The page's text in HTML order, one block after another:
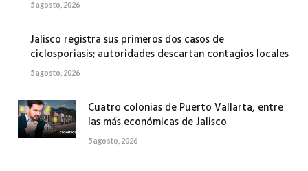
5 agosto, 2026
Jalisco registra sus primeros dos casos de
ciclosporiasis; autoridades descartan contagios locales
5 agosto, 2026
Cuatro colonias de Puerto Vallarta, entre
las más económicas de Jalisco
5 agosto, 2026